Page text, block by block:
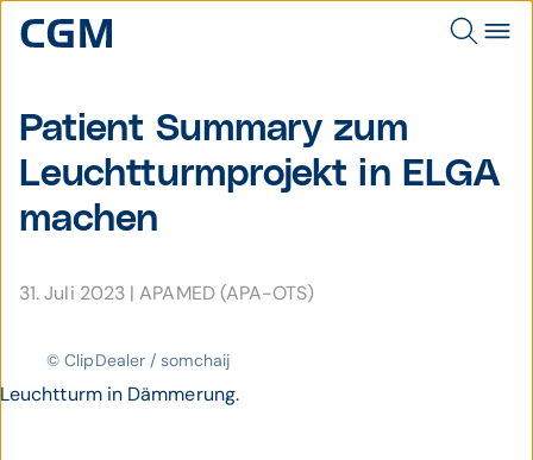
Patient Summary zum
Leucht­turm­projekt in ELGA
machen
31. Juli 2023 |APAMED (APA-OTS)
© ClipDealer / somchaij
Leuchtturm in Dämmerung.